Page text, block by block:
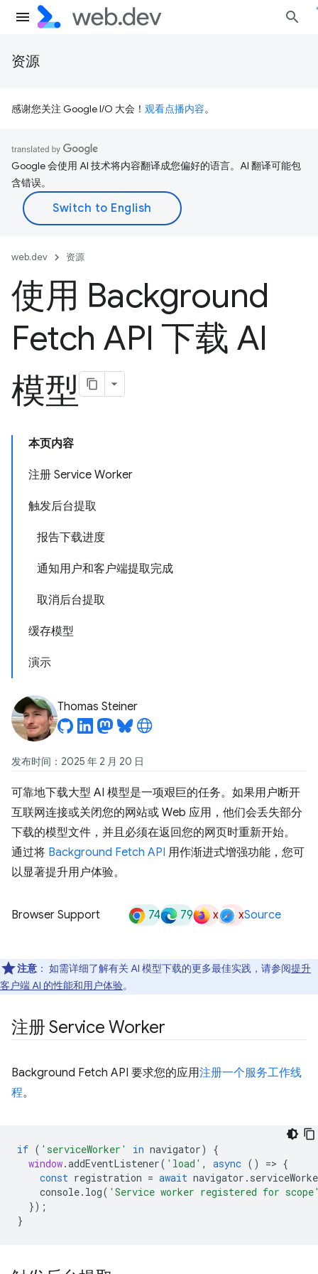
资源
感谢您关注 Google I/O 大会！ 观看点播内容。
Google 会使用 AI 技术将内容翻译成您偏好的语言。AI 翻译可能包
含错误。
web.dev 资源
使用 Background
Fetch API 下载 AI
模型
本页内容
注册 Service Worker
触发后台提取
报告下载进度
通知用户和客户端提取完成
取消后台提取
缓存模型
演示
Thomas Steiner
发布时间：2025 年 2 月 20 日
可靠地下载大型 AI 模型是一项艰巨的任务。如果用户断开
互联网连接或关闭您的网站或 Web 应用，他们会丢失部分
下载的模型文件，并且必须在返回您的网页时重新开始。
通过将 Background Fetch API 用作渐进式增强功能，您可
以显著提升用户体验。
Browser Support 74 79 x xSource
注意 ： 如需详细了解有关 AI 模型下载的更多最佳实践，请参阅提升
客户端 AI 的性能和用户体验。
注册 Service Worker
Background Fetch API 要求您的应用注册一个服务工作线
程。
if ( 'serviceWorker' in navigator)
{
window.addEventListener( 'load' , async () => {
const registration = await navigator .
console. log( 'Service worker registered for
});
}